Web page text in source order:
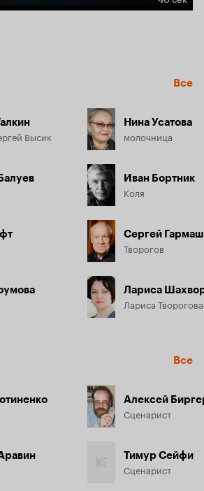
Все
Высик
Нина Усатова
молочница
Иван Бортник
Коля
Сергей Гармаш
Творогов
Лариса
Лариса Творогова
Все
Алексей
Сценарист
Тимур Сейфи
Сценарист